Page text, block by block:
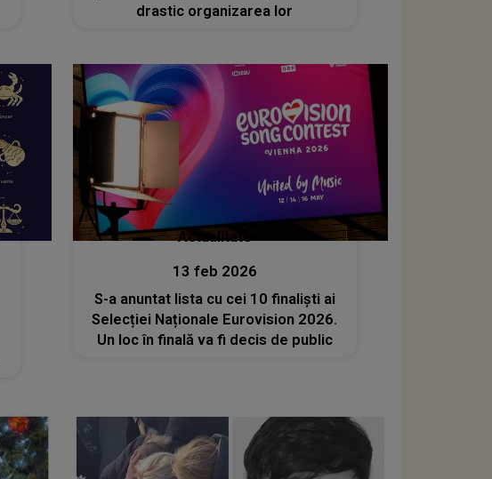
drastic organizarea lor
Actualitate
13 feb 2026
S-a anuntat lista cu cei 10 finaliști ai
Selecției Naționale Eurovision 2026.
Un loc în finală va fi decis de public